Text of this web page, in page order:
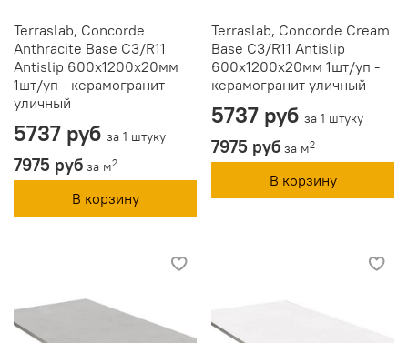
Terraslab, Concorde
Anthracite Base C3/R11
Antislip 600х1200х20мм
1шт/уп - керамогранит
уличный
5737 руб за 1 штуку
7975 руб за м2
В корзину
Terraslab, Concorde Cream
Base C3/R11 Antislip
600х1200х20мм 1шт/уп -
керамогранит уличный
5737 руб за 1 штуку
7975 руб за м2
В корзину